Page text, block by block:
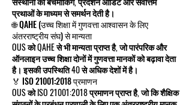
प्रथाओं के माध्यम से समर्थन देती है।
🌐 QAHE (उच्च शिक्षा में गुणवत्ता आश्वासन के लिए
अंतरराष्ट्रीय संघ) से मान्यता
OUS को QAHE से भी मान्यता प्राप्त है, जो पारंपरिक और
ऑनलाइन उच्च शिक्षा दोनों में गुणवत्ता मानकों को बढ़ावा देता
है। इसकी उपस्थिति 40 से अधिक देशों में है।
🏅 ISO 21001:2018 प्रमाणन
OUS को ISO 21001:2018 प्रमाणन प्राप्त है, जो कि शैक्षिक